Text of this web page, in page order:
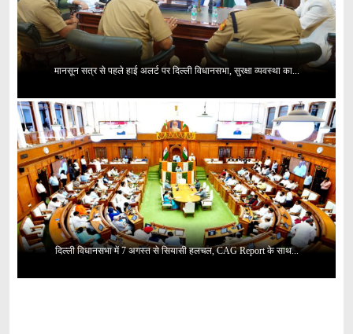
मानसून सत्र से पहले हाई अलर्ट पर दिल्ली विधानसभा, सुरक्षा व्यवस्था का...
दिल्ली विधानसभा में 7 अगस्त से सियासी हलचल, CAG Report के साथ...